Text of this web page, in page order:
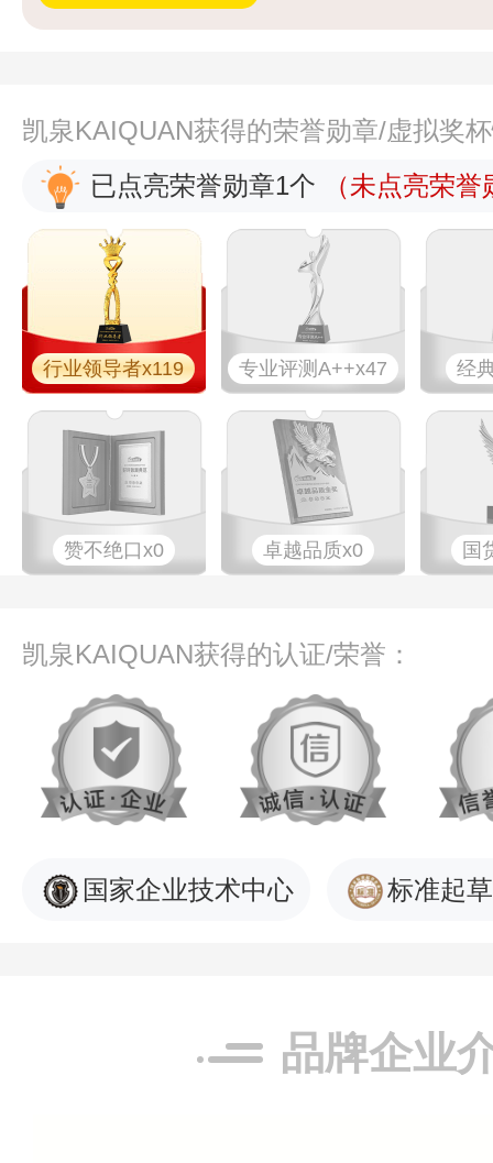
凯泉KAIQUAN获得的荣誉勋章/虚拟奖
已点亮荣誉勋章1个
（未点亮荣
行业领导者x119 专业​评测A++x47 经
赞不绝口x0 卓越品质x0 国
凯泉KAIQUAN获得的认证/荣誉：
国家企业技术中心 标准起
品牌企业